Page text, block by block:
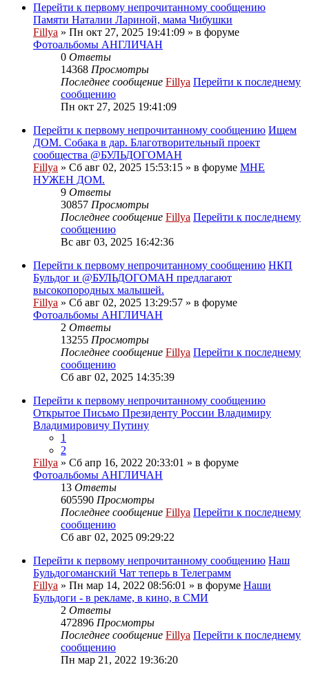
Перейти к первому непрочитанному сообщению
Памяти Наталии Лариной, мама Чибушки
Fillya » Пн окт 27, 2025 19:41:09 » в форуме
Фотоальбомы АНГЛИЧАН
0 Ответы
14368 Просмотры
Последнее сообщение Fillya Перейти к последнему
сообщению
Пн окт 27, 2025 19:41:09
Перейти к первому непрочитанному сообщению Ищем
ДОМ. Собака в дар. Благотворительный проект
сообщества @БУЛЬДОГОМАН
Fillya » Сб авг 02, 2025 15:53:15 » в форуме МНЕ
НУЖЕН ДОМ.
9 Ответы
30857 Просмотры
Последнее сообщение Fillya Перейти к последнему
сообщению
Вс авг 03, 2025 16:42:36
Перейти к первому непрочитанному сообщению НКП
Бульдог и @БУЛЬДОГОМАН предлагают
высокопородных малышей.
Fillya » Сб авг 02, 2025 13:29:57 » в форуме
Фотоальбомы АНГЛИЧАН
2 Ответы
13255 Просмотры
Последнее сообщение Fillya Перейти к последнему
сообщению
Сб авг 02, 2025 14:35:39
Перейти к первому непрочитанному сообщению
Открытое Письмо Президенту России Владимиру
Владимировичу Путину
1
2
Fillya » Сб апр 16, 2022 20:33:01 » в форуме
Фотоальбомы АНГЛИЧАН
13 Ответы
605590 Просмотры
Последнее сообщение Fillya Перейти к последнему
сообщению
Сб авг 02, 2025 09:29:22
Перейти к первому непрочитанному сообщению Наш
Бульдогоманский Чат теперь в Телеграмм
Fillya » Пн мар 14, 2022 08:56:01 » в форуме Наши
Бульдоги - в рекламе, в кино, в СМИ
2 Ответы
472896 Просмотры
Последнее сообщение Fillya Перейти к последнему
сообщению
Пн мар 21, 2022 19:36:20